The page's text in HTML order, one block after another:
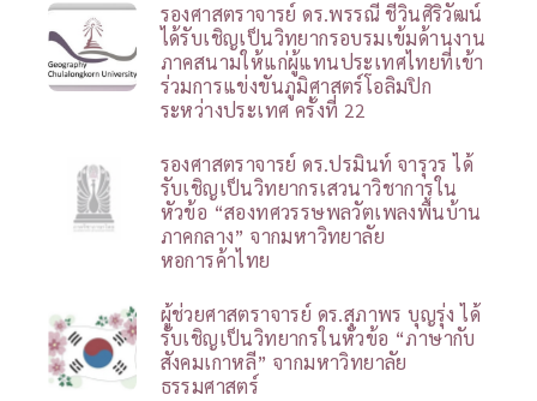
รองศาสตราจารย์ ดร.พรรณี ชีวินศิริวัฒน์
ได้รับเชิญเป็นวิทยากรอบรมเข้มด้านงาน
ภาคสนามให้แก่ผู้แทนประเทศไทยที่เข้า
ร่วมการแข่งขันภูมิศาสตร์โอลิมปิก
ระหว่างประเทศ ครั้งที่ 22
รองศาสตราจารย์ ดร.ปรมินท์ จารุวร ได้
รับเชิญเป็นวิทยากรเสวนาวิชาการใน
หัวข้อ “สองทศวรรษพลวัตเพลงพื้นบ้าน
ภาคกลาง” จากมหาวิทยาลัย
หอการค้าไทย
ผู้ช่วยศาสตราจารย์ ดร.สุภาพร บุญรุ่ง ได้
รับเชิญเป็นวิทยากรในหัวข้อ “ภาษากับ
สังคมเกาหลี” จากมหาวิทยาลัย
ธรรมศาสตร์